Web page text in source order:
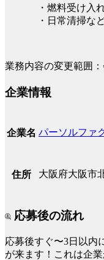
・燃料受け入
・日常清掃な
業務内容の変更範囲
企業情報
企業名 パーソルファ
住所 大阪府大阪市
応募後の流れ
応募後すぐ〜3日以内
が来ます！これは企